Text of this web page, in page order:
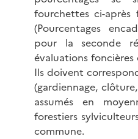
fourchettes ci-après
(Pourcentages
pour la seconde
évaluations
Ils doivent
(gardiennage,
assumés en
forestiers
commune.